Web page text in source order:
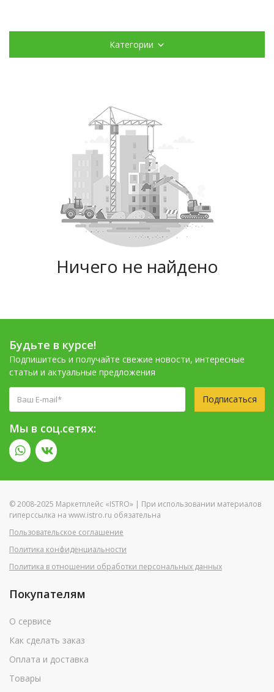
Категории
Ничего не найдено
Будьте в курсе!
Подпишитесь и получайте свежие новости, интересные
статьи и актуальные предложения
Подписаться
Мы в соц.сетях:
© 2008-2025 Маркетплейс «ISTRO» | При использовании материалов
гиперссылка на www.istro.ru обязательна
Пользовательское соглашение
Политика конфиденциальности
Политика в отношении обработки персональных данных
Покупателям
О сервисе
Как сделать заказ
Оплата и доставка
Товары